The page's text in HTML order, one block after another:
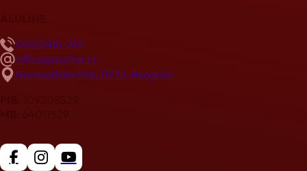
069/2416-769
office@aluline.rs
Novosadska 69a, 11273, Beograd